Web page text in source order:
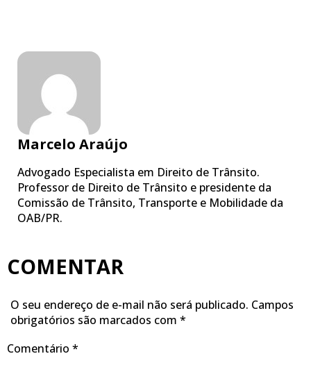
Marcelo Araújo
Advogado Especialista em Direito de Trânsito.
Professor de Direito de Trânsito e presidente da
Comissão de Trânsito, Transporte e Mobilidade da
OAB/PR.
COMENTAR
O seu endereço de e-mail não será publicado. Campos
obrigatórios são marcados com *
Comentário *